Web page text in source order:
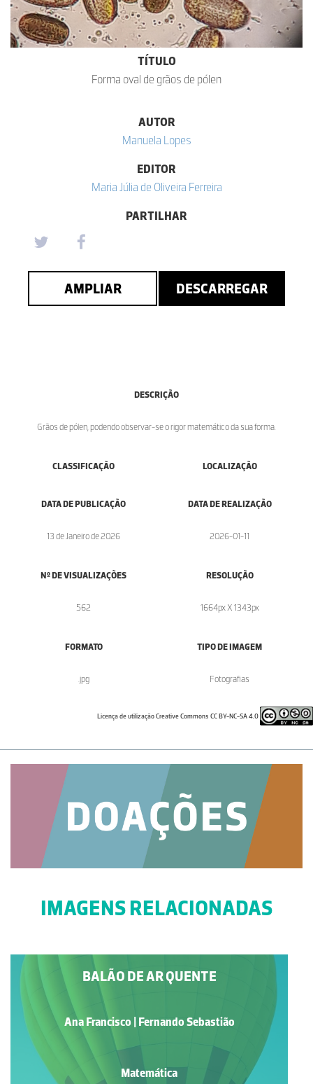
TÍTULO
Forma oval de grãos de pólen
AUTOR
Manuela Lopes
EDITOR
Maria Júlia de Oliveira Ferreira
PARTILHAR
AMPLIAR DESCARREGAR
DESCRIÇÃO
Grãos de pólen, podendo observar-se o rigor matemático da sua forma.
CLASSIFICAÇÃO LOCALIZAÇÃO
DATA DE PUBLICAÇÃO
13 de Janeiro de 2026
DATA DE REALIZAÇÃO
2026-01-11
Nº DE VISUALIZAÇÕES
562
RESOLUÇÃO
1664px X 1343px
FORMATO
.jpg
TIPO DE IMAGEM
Fotografias
Licença de utilização Creative Commons CC BY-NC-SA 4.0
IMAGENS RELACIONADAS
BALÃO DE AR QUENTE
Ana Francisco | Fernando Sebastião
Matemática